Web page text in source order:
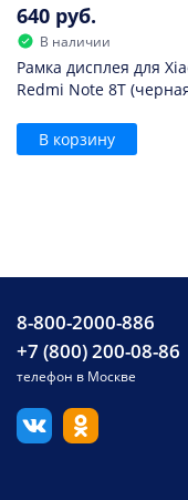
640 руб.
В наличии
Рамка дисплея для
Redmi Note 8T
В корзину
8-800-2000-886
+7 (800) 200-08-86
телефон в Москве